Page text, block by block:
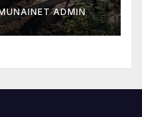
சபையும்
பணி.
ADMIN